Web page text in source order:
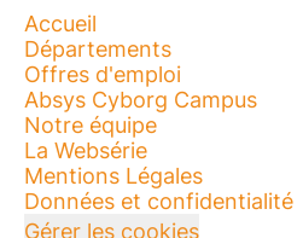
Accueil
Départements
Offres d'emploi
Absys Cyborg Campus
Notre équipe
La Websérie
Mentions Légales
Données et confidentialité
Gérer les cookies